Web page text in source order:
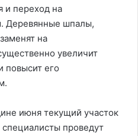
и переход на
Деревянные шпалы,
на
увеличит
повысит его
июня текущий участок
специалисты проведут